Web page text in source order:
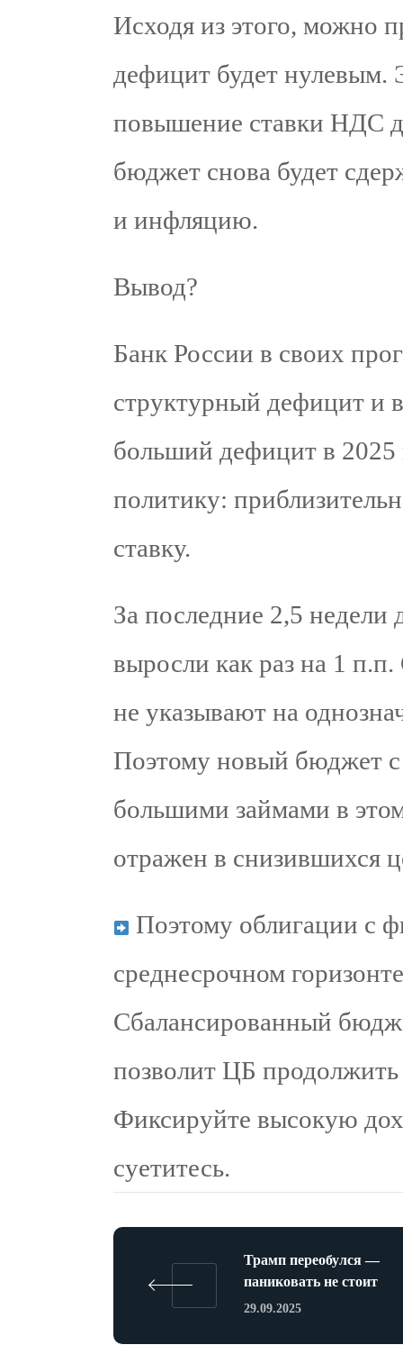
Исходя из этого, можно
дефицит будет нулевым.
повышение ставки НДС
бюджет снова будет
и инфляцию.
Вывод?
Банк России в своих
структурный дефицит и
больший дефицит в 2025
политику:
ставку.
За последние 2,5 недели
выросли как раз на 1
не указывают на
Поэтому новый бюджет
большими займами в
отражен в снизившихся
Поэтому облигации с
среднесрочном
Сбалансированный
позволит ЦБ продолжить
Фиксируйте высокую
суетитесь.
Трамп переобулся —
паниковать не стоит
29.09.2025